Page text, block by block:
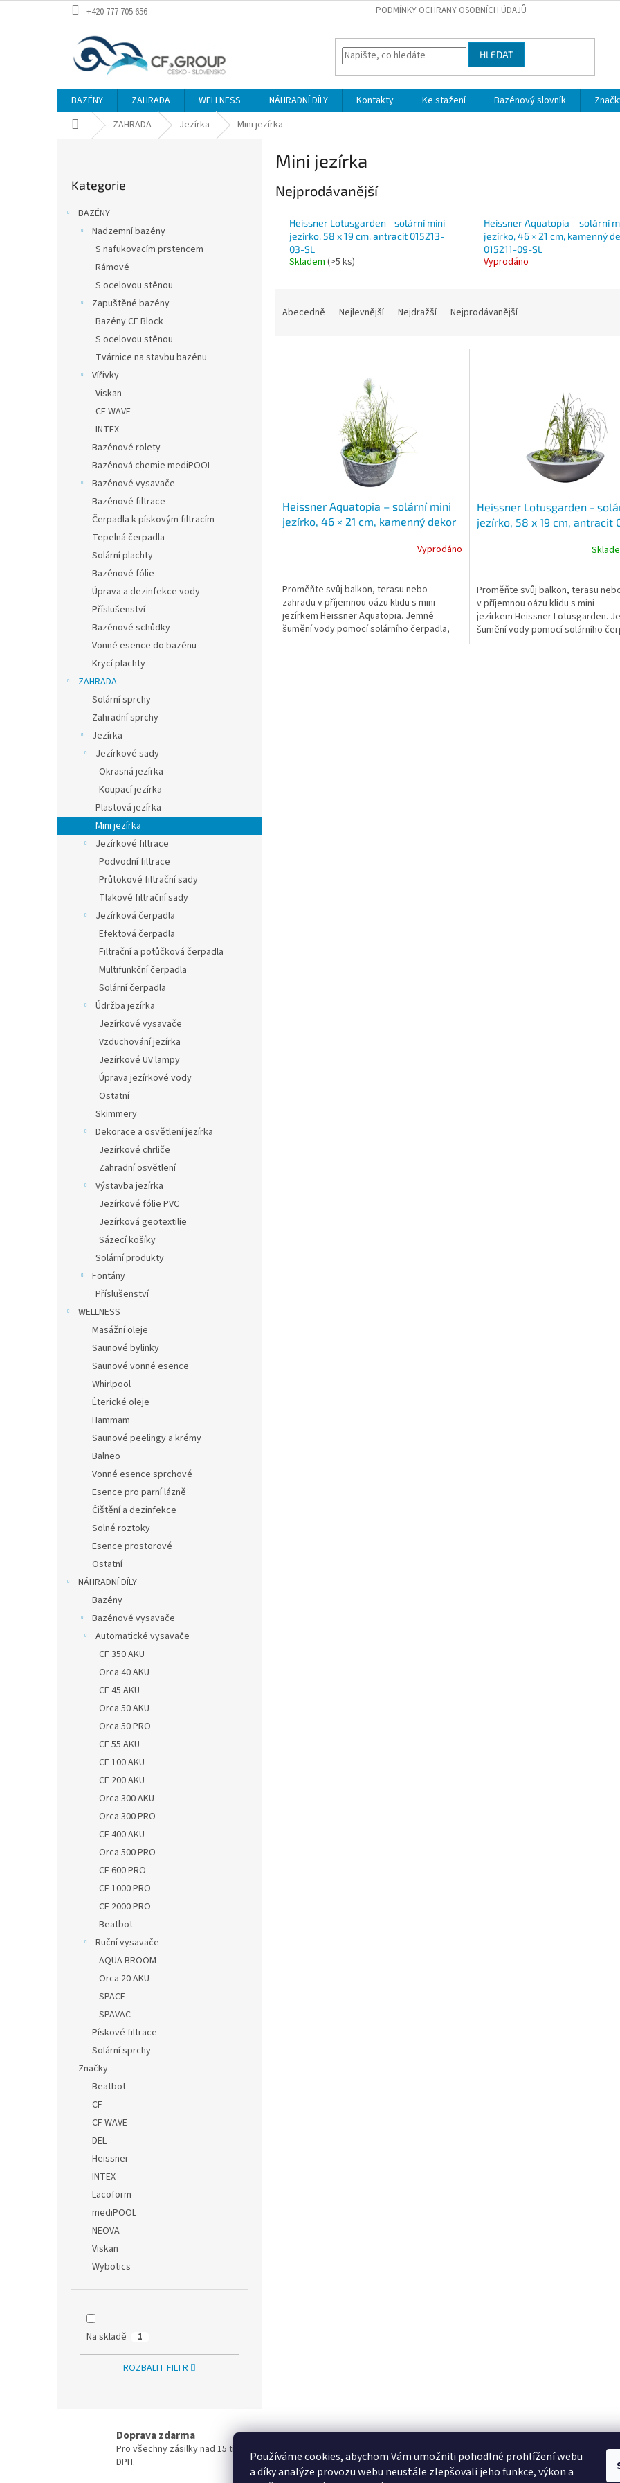
Používáme cookies, abychom Vám umožnili pohodlné prohlížení webu
a díky analýze provozu webu neustále zlepšovali jeho funkce, výkon a
na
+420 777 705 656 PODMÍNKY OCHRANY OSOBNÍCH ÚDAJŮ
HLEDAT
BAZÉNY ZAHRADA WELLNESS NÁHRADNÍ DÍLY Kontakty Ke stažení Bazénový slovník
Domů ZAHRADA Jezírka Mini jezírka
kategorie
Kategorie
BAZÉNY
Nadzemní bazény
S nafukovacím prstencem
Rámové
S ocelovou stěnou
Zapuštěné bazény
Bazény CF Block
S ocelovou stěnou
Tvárnice na stavbu bazénu
Vířivky
Viskan
CF WAVE
INTEX
Bazénové rolety
Bazénová chemie mediPOOL
Bazénové vysavače
Bazénové filtrace
Čerpadla k pískovým filtracím
Tepelná čerpadla
Solární plachty
Bazénové fólie
Úprava a dezinfekce vody
Příslušenství
Bazénové schůdky
Vonné esence do bazénu
Krycí plachty
ZAHRADA
Solární sprchy
Zahradní sprchy
Jezírka
Jezírkové sady
Okrasná jezírka
Koupací jezírka
Plastová jezírka
Mini jezírka
Jezírkové filtrace
Podvodní filtrace
Průtokové filtrační sady
Tlakové filtrační sady
Jezírková čerpadla
Efektová čerpadla
Filtrační a potůčková čerpadla
Multifunkční čerpadla
Solární čerpadla
Údržba jezírka
Jezírkové vysavače
Vzduchování jezírka
Jezírkové UV lampy
Úprava jezírkové vody
Ostatní
Skimmery
Dekorace a osvětlení jezírka
Jezírkové chrliče
Zahradní osvětlení
Výstavba jezírka
Jezírkové fólie PVC
Jezírková geotextilie
Sázecí košíky
Solární produkty
Fontány
Příslušenství
WELLNESS
Masážní oleje
Saunové bylinky
Saunové vonné esence
Whirlpool
Éterické oleje
Hammam
Saunové peelingy a krémy
Balneo
Vonné esence sprchové
Esence pro parní lázně
Čištění a dezinfekce
Solné roztoky
Esence prostorové
Ostatní
NÁHRADNÍ DÍLY
Bazény
Bazénové vysavače
Automatické vysavače
CF 350 AKU
Orca 40 AKU
CF 45 AKU
Orca 50 AKU
Orca 50 PRO
CF 55 AKU
CF 100 AKU
CF 200 AKU
Orca 300 AKU
Orca 300 PRO
CF 400 AKU
Orca 500 PRO
CF 600 PRO
CF 1000 PRO
CF 2000 PRO
Beatbot
Ruční vysavače
AQUA BROOM
Orca 20 AKU
SPACE
SPAVAC
Pískové filtrace
Solární sprchy
Značky
Beatbot
CF
CF WAVE
DEL
Heissner
INTEX
Lacoform
mediPOOL
NEOVA
Viskan
Wybotics
Na skladě 1
ROZBALIT FILTR
Mini jezírka
Nejprodávanější
Heissner Lotusgarden - solární mini
jezírko, 58 x 19 cm, antracit 015213-
03-SL
Skladem (>5 ks)
Heissner Aquatopia – solární
jezírko, 46 × 21 cm, kamenný
015211-09-SL
Vyprodáno
Abecedně Nejlevnější Nejdražší Nejprodávanější
Heissner Aquatopia – solární mini
jezírko, 46 × 21 cm, kamenný dekor
Vyprodáno
Proměňte svůj balkon, terasu nebo
zahradu v příjemnou oázu klidu s mini
jezírkem Heissner Aquatopia. Jemné
šumění vody pomocí solárního čerpadla,
Heissner Lotusgarden -
jezírko, 58 x 19 cm, antracit
Proměňte svůj balkon, terasu
v příjemnou oázu klidu s mini
jezírkem Heissner Lotusgarden.
šumění vody pomocí solárního
Doprava zdarma
Pro všechny zásilky nad 15 tis. Kč / 600 EUR bez
DPH.
Jsme tu pro Vás, pokud potřebujete poradit.